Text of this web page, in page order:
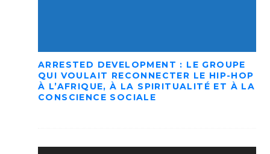
ARRESTED DEVELOPMENT : LE GROUPE
QUI VOULAIT RECONNECTER LE HIP-HOP
À L’AFRIQUE, À LA SPIRITUALITÉ ET À LA
CONSCIENCE SOCIALE